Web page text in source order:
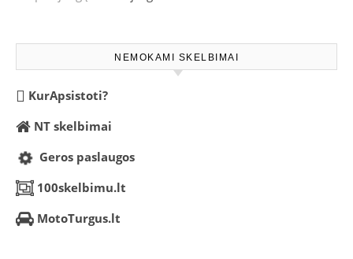
NEMOKAMI SKELBIMAI
KurApsistoti?
NT skelbimai
Geros paslaugos
100skelbimu.lt
MotoTurgus.lt